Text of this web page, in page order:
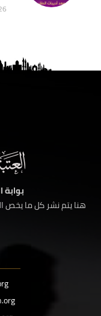
بوابة
هنا يتم نشر كل ما يخص